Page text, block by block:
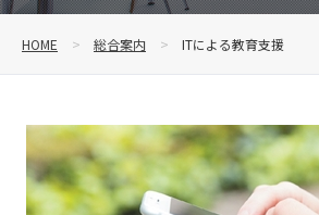
HOME 総合案内 ITによる教育支援